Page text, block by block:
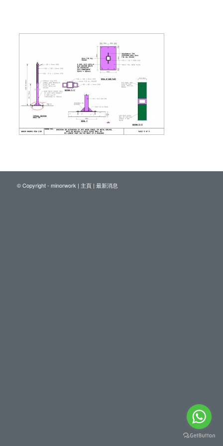
© Copyright - minorwork | 主頁| 最新消息